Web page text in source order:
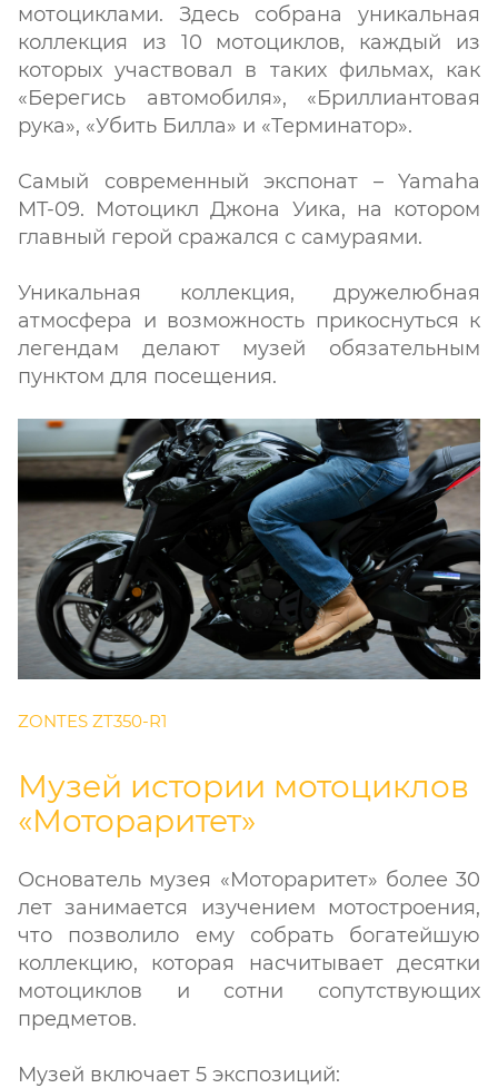
мотоциклами. Здесь собрана уникальная
коллекция из 10 мотоциклов, каждый из
которых участвовал в таких фильмах, как
«Берегись автомобиля», «Бриллиантовая
рука», «Убить Билла» и «Терминатор».
Самый современный экспонат – Yamaha
MT-09. Мотоцикл Джона Уика, на котором
главный герой сражался с самураями.
Уникальная коллекция, дружелюбная
атмосфера и возможность прикоснуться к
легендам делают музей обязательным
пунктом для посещения.
ZONTES ZT350-R1
Музей истории мотоциклов
«Мотораритет»
Основатель музея «Мотораритет» более 30
лет занимается изучением мотостроения,
что позволило ему собрать богатейшую
коллекцию, которая насчитывает десятки
мотоциклов и сотни сопутствующих
предметов.
Музей включает 5 экспозиций: